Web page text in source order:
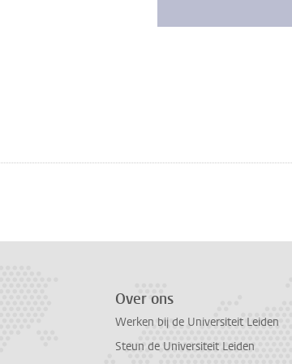
Over ons
Werken bij de Universiteit Leiden
Steun de Universiteit Leiden